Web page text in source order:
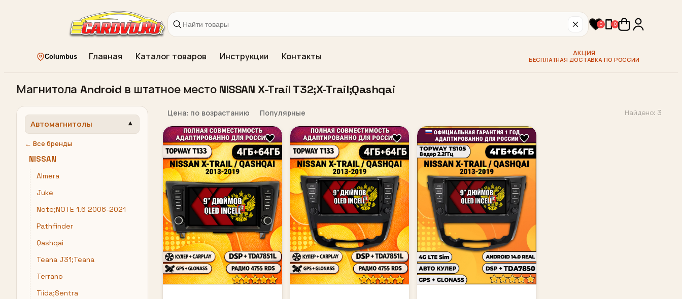
0 0
Columbus Главная Каталог товаров Инструкции Контакты АКЦИЯ
БЕСПЛАТНАЯ ДОСТАВКА ПО РОССИИ
Магнитола Android в штатное место NISSAN X-Trail T32;X-Trail;Qashqai
Автомагнитолы
← Все бренды
NISSAN
Almera
Juke
Note;NOTE 1.6 2006-2021
Pathfinder
Qashqai
Teana J31;Teana
Terrano
Tiida;Sentra
Цена: по возрастанию Популярные Найдено: 3